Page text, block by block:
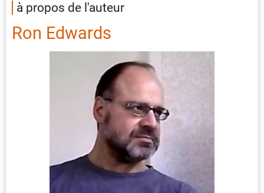
à propos de l'auteur
Ron Edwards